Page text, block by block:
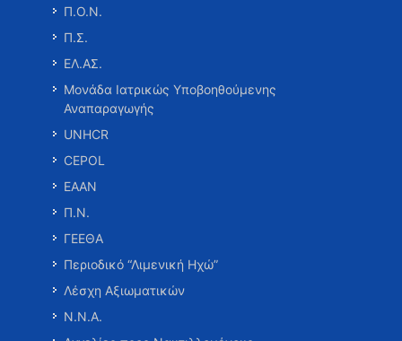
Π.Ο.Ν.
Π.Σ.
ΕΛ.ΑΣ.
Μονάδα Ιατρικώς Υποβοηθούμενης
Αναπαραγωγής
UNHCR
CEPOL
ΕΑΑΝ
Π.Ν.
ΓΕΕΘΑ
Περιοδικό “Λιμενική Ηχώ”
Λέσχη Αξιωματικών
Ν.Ν.Α.